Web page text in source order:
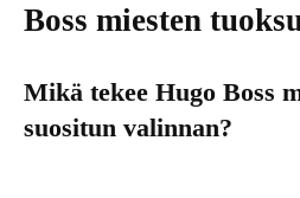
Boss miesten
Mikä tekee Hugo Boss
suositun valinnan?